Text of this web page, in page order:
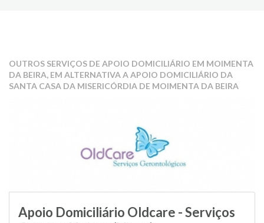
OUTROS SERVIÇOS DE APOIO DOMICILIÁRIO EM MOIMENTA
DA BEIRA, EM ALTERNATIVA A APOIO DOMICILIÁRIO DA
SANTA CASA DA MISERICÓRDIA DE MOIMENTA DA BEIRA
Apoio Domiciliário Oldcare - Serviços